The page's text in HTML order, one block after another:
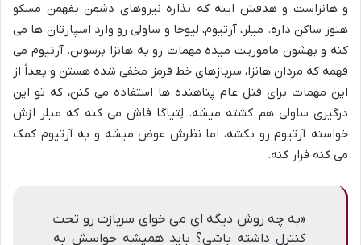
و هانزاست و هدفش اینه که نذاره نیروهای دشمن بفهمن مسکو
هنوز ساکن داره. میلر، آرتیوم، لیوخا و ساولی رو وارد اسپارتان ها می
کنه و بهشون ماموریت میده مهمات رو به هانزا برسونن. آرتیوم می
فهمه که مردان هانزا، سربازهای خط قرمز مخفی شده هستن و بعداً از
این مهمات برای قتل عام پناهنده ها استفاده می کنن، که تو این
درگیری ساولی هم کشته میشه. لِتیاگا فاش می کنه که میلر ازش
خواسته آرتیوم رو بکشه، اما نظرش عوض میشه و به آرتیوم کمک
می کنه فرار کنه.
«به چه روش دیگه ای می خوای سربازت رو تحت
کنترل داشته باشی؟ باید همیشه حواسش به